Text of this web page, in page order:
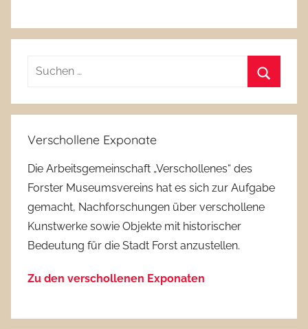
Suchen
Verschollene Exponate
Die Arbeitsgemeinschaft „Verschollenes“ des
Forster Museumsvereins hat es sich zur Aufgabe
gemacht, Nachforschungen über verschollene
Kunstwerke sowie Objekte mit historischer
Bedeutung für die Stadt Forst anzustellen.
Zu den verschollenen Exponaten